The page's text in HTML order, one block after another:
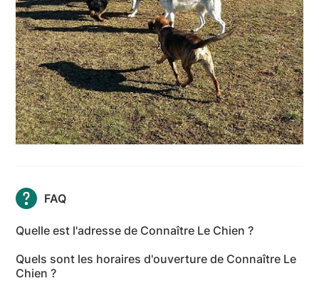
FAQ
Quelle est l'adresse de Connaître Le Chien ?
Sainte-Anne, 06460 Saint-Vallier-de-Thiey - Alpes-
Maritimes
Quels sont les horaires d'ouverture de Connaître Le
Chien ?